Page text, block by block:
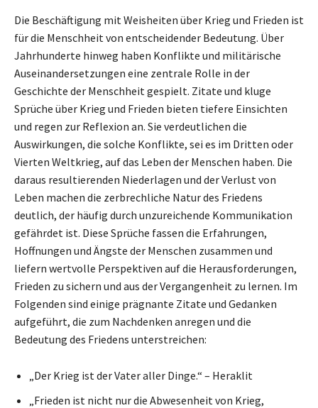
Die Beschäftigung mit Weisheiten über Krieg und Frieden ist
für die Menschheit von entscheidender Bedeutung. Über
Jahrhunderte hinweg haben Konflikte und militärische
Auseinandersetzungen eine zentrale Rolle in der
Geschichte der Menschheit gespielt. Zitate und kluge
Sprüche über Krieg und Frieden bieten tiefere Einsichten
und regen zur Reflexion an. Sie verdeutlichen die
Auswirkungen, die solche Konflikte, sei es im Dritten oder
Vierten Weltkrieg, auf das Leben der Menschen haben. Die
daraus resultierenden Niederlagen und der Verlust von
Leben machen die zerbrechliche Natur des Friedens
deutlich, der häufig durch unzureichende Kommunikation
gefährdet ist. Diese Sprüche fassen die Erfahrungen,
Hoffnungen und Ängste der Menschen zusammen und
liefern wertvolle Perspektiven auf die Herausforderungen,
Frieden zu sichern und aus der Vergangenheit zu lernen. Im
Folgenden sind einige prägnante Zitate und Gedanken
aufgeführt, die zum Nachdenken anregen und die
Bedeutung des Friedens unterstreichen:
„Der Krieg ist der Vater aller Dinge.“ – Heraklit
„Frieden ist nicht nur die Abwesenheit von Krieg,